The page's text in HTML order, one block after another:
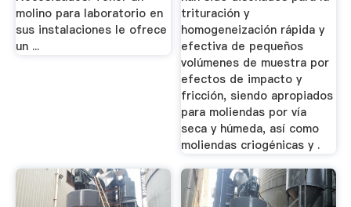
molino para laboratorio en
sus instalaciones le ofrece
un ...
trituración y
homogeneización rápida y
efectiva de pequeños
volúmenes de muestra por
efectos de impacto y
fricción, siendo apropiados
para moliendas por vía
seca y húmeda, así como
moliendas criogénicas y .